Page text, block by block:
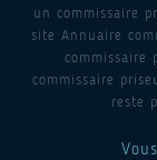
un commissaire
site Annuaire
commissaire
commissaire
reste